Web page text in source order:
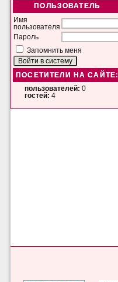
ПОЛЬЗОВАТЕЛЬ
Имя
пользователя
Пароль
Запомнить меня
ПОСЕТИТЕЛИ НА САЙТЕ:
пользователей: 0
гостей: 4